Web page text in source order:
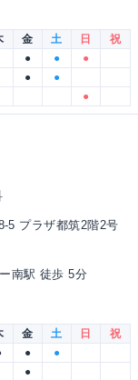
金 土 日
祝
● ●
●
●
●
●
5 プラザ都筑2階2号
南駅 徒歩 5分
金 土 日
祝
●
●
●